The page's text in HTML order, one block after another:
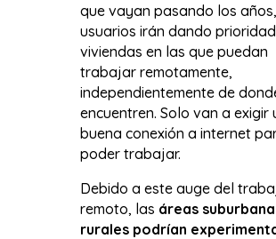
que vayan pasando los
usuarios irán dando
viviendas en las que puedan
trabajar remotamente,
independientemente de
encuentren. Solo van a exigir
buena conexión a internet
poder trabajar.
Debido a este auge del
remoto, las áreas
rurales podrían